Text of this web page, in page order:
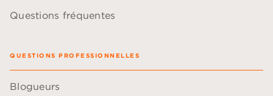
Questions fréquentes
QUESTIONS PROFESSIONNELLES
Blogueurs